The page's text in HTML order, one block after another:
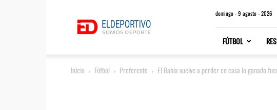
domingo - 9 agosto - 2026
FÚTBOL
Inicio Fútbol Preferente El Bahía vuelve a perder en casa lo ganado